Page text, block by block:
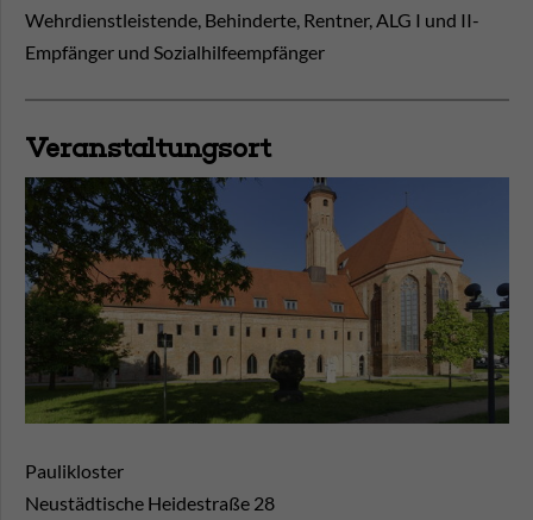
Wehrdienstleistende, Behinderte, Rentner, ALG I und II-
Empfänger und Sozialhilfeempfänger
Veranstaltungsort
Paulikloster
Neustädtische Heidestraße 28